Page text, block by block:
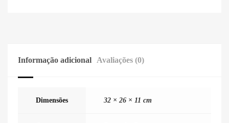
Informação adicional Avaliações (0)
Dimensões 32 × 26 × 11 cm